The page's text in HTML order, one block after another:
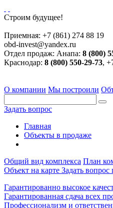
Строим будущее!
Приемная: +7 (861) 274 88 19
obd-invest@yandex.ru
Отдел продаж: Анапа: 8 (800)
Краснодар: 8 (800) 550-29-73,
О компании Мы построили
Задать вопрос
Главная
Объекты в продаже
Общий вид комплекса План
Объект на карте Задать вопрос
Гарантированно высокое
Гарантированная сдача всех
Профессионализм и